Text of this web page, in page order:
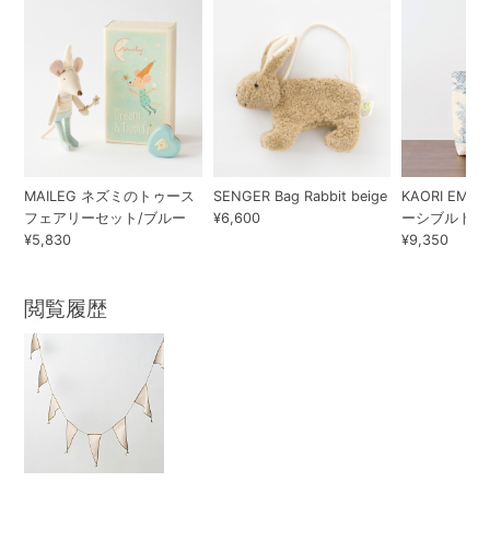
MAILEG ネズミのトゥース
フェアリーセット/ブルー
¥5,830
SENGER Bag Rabbit beige
¥6,600
KAORI
ーシブルト
¥9,350
閲覧履歴